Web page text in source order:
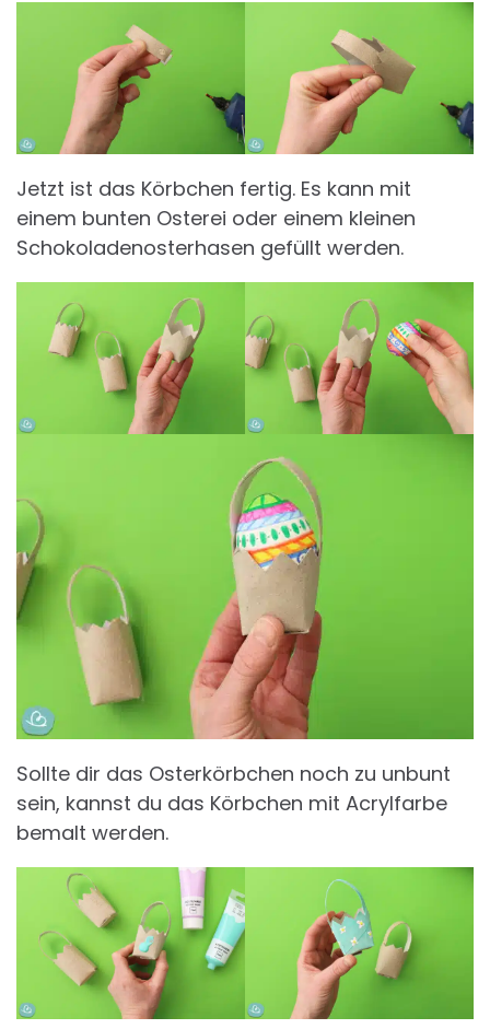
Jetzt ist das Körbchen fertig. Es kann mit
einem bunten Osterei oder einem kleinen
Schokoladenosterhasen gefüllt werden.
Sollte dir das Osterkörbchen noch zu unbunt
sein, kannst du das Körbchen mit Acrylfarbe
bemalt werden.